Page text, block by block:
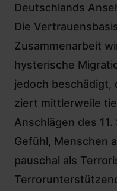
Deutschlands
Die
Zusammenarbeit
hysterische
jedoch beschädigt,
ziert mittlerweile
Anschlägen des
Gefühl, Menschen
pauschal als